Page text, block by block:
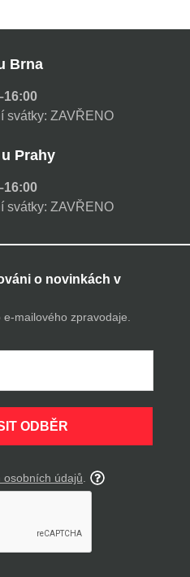
Brna
svátky: ZAVŘENO
Prahy
svátky: ZAVŘENO
o novinkách v
mailového zpravodaje.
ODBĚR
osobních údajů